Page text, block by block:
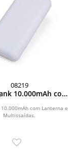
08219
10.000mAh com
10.000mAh com Lanterna e
Multissaídas.